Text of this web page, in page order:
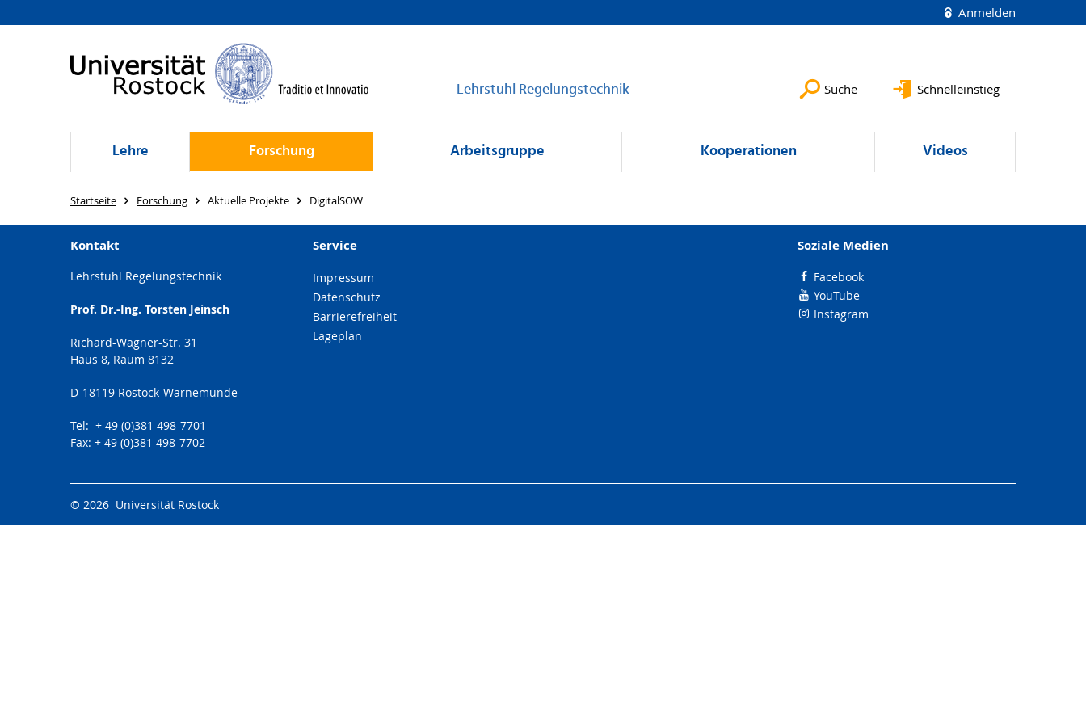
Anmelden
Lehrstuhl Regelungstechnik Suche Schnelleinstieg
Lehre Forschung Arbeitsgruppe Kooperationen Videos
Startseite Forschung Aktuelle Projekte DigitalSOW
Kontakt
Lehrstuhl Regelungstechnik
Prof. Dr.-Ing. Torsten Jeinsch
Richard-Wagner-Str. 31
Haus 8, Raum 8132
D-18119 Rostock-Warnemünde
Tel: + 49 (0)381 498-7701
Fax: + 49 (0)381 498-7702
Service
Impressum
Datenschutz
Barrierefreiheit
Lageplan
Soziale Medien
Facebook
YouTube
Instagram
© 2026 Universität Rostock